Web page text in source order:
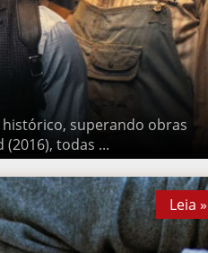
superando obras como Titanic
Leia »